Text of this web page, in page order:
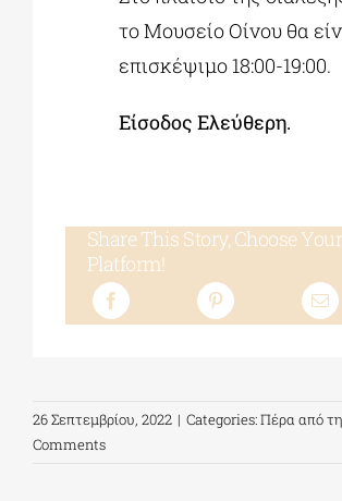
το Μουσείο Οίνου θα
επισκέψιμο 18:00-19:00.
Είσοδος Ελεύθερη.
Share This Story, Choose Your
Platform!
26 Σεπτεμβρίου, 2022 | Categories:Πέρα από
Comments